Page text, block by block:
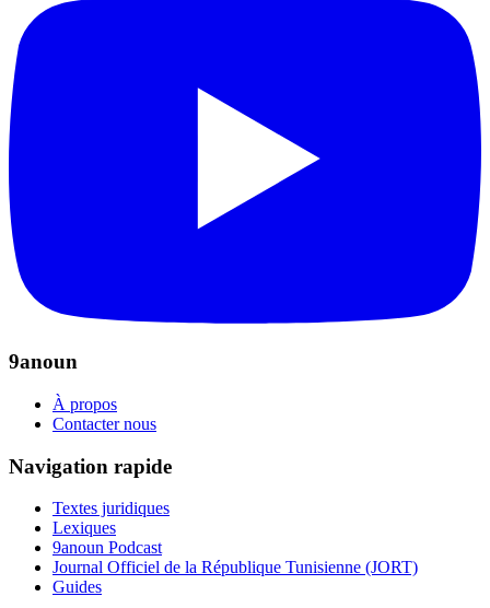
9anoun
À propos
Contacter nous
Navigation rapide
Textes juridiques
Lexiques
9anoun Podcast
Journal Officiel de la République Tunisienne (JORT)
Guides